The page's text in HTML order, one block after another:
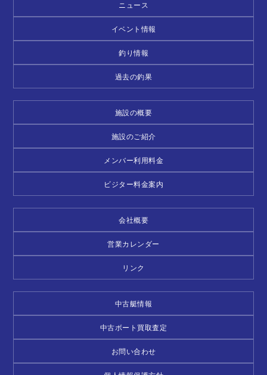
ニュース
イベント情報
釣り情報
過去の釣果
施設の概要
施設のご紹介
メンバー利用料金
ビジター料金案内
会社概要
営業カレンダー
リンク
中古艇情報
中古ボート買取査定
お問い合わせ